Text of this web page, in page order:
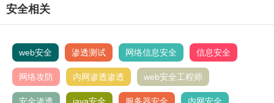
安全相关
web安全 渗透测试 网络信息安全 信息安全
网络攻防 内网渗透渗透 web安全工程师